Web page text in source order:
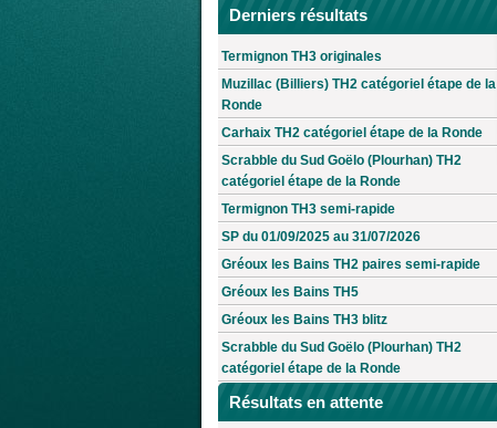
Derniers résultats
Termignon TH3 originales
Muzillac (Billiers) TH2 catégoriel étape de la
Ronde
Carhaix TH2 catégoriel étape de la Ronde
Scrabble du Sud Goëlo (Plourhan) TH2
catégoriel étape de la Ronde
Termignon TH3 semi-rapide
SP du 01/09/2025 au 31/07/2026
Gréoux les Bains TH2 paires semi-rapide
Gréoux les Bains TH5
Gréoux les Bains TH3 blitz
Scrabble du Sud Goëlo (Plourhan) TH2
catégoriel étape de la Ronde
Résultats en attente